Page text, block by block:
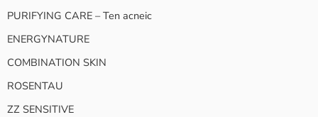
PURIFYING CARE – Ten acneic
ENERGYNATURE
COMBINATION SKIN
ROSENTAU
ZZ SENSITIVE